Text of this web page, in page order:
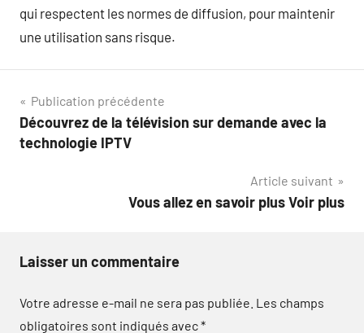
qui respectent les normes de diffusion, pour maintenir
une utilisation sans risque.
Navigation
de
Publication précédente
Découvrez de la télévision sur demande avec la
technologie IPTV
Article suivant
Vous allez en savoir plus Voir plus
Laisser un commentaire
Votre adresse e-mail ne sera pas publiée. Les champs
obligatoires sont indiqués avec*